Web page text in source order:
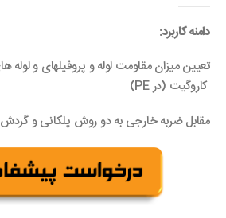
دامنه کاربرد:
کاروگیت (در PE)
مقابل ضربه خارجی به دو روش پلکانی و گردش